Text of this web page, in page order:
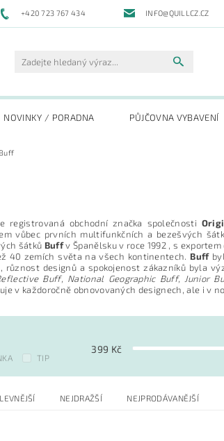
+420 723 767 434 INFO@QUILLCZ.CZ
NOVINKY / PORADNA PŮJČOVNA VYBAVENÍ
Buff
registrovaná obchodní značka společnosti
vůbec prvních multifunkčních a bezešvých
šátků Buffv Španělsku v roce 1992 , s
40 zemích světa na všech kontinentech.Buff
různost designů a spokojenost zákazníků byla
Buff, National Geographic Buff, Junior
v každoročně obnovovaných designech, ale i v
TIP
399 Kč
NEJDRAŽŠÍ NEJPRODÁVANĚJŠÍ